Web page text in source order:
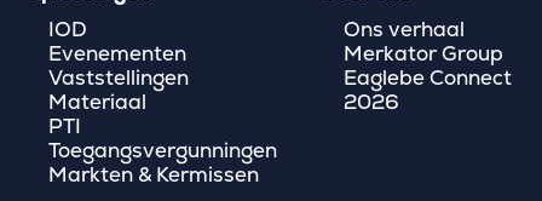
IOD
Evenementen
Vaststellingen
Materiaal
PTI
Toegangsvergunningen
Markten & Kermissen
Ons verhaal
Merkator Group
Eaglebe Connect
2026